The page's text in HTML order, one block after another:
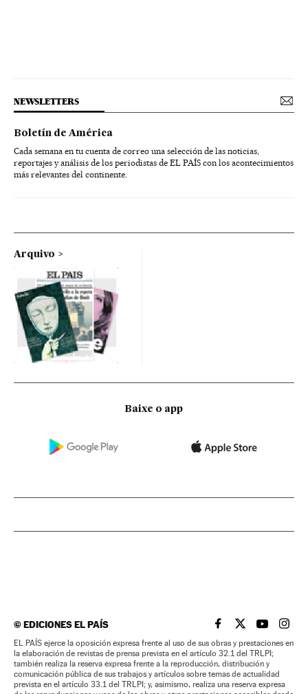
NEWSLETTERS
Boletín de América
Cada semana en tu cuenta de correo una selección de las noticias,
reportajes y análisis de los periodistas de EL PAÍS con los acontecimientos
más relevantes del continente.
Arquivo
Baixe o app
©EDICIONES EL PAÍS EL PAÍS BRASIL EN
EL PAÍSEL PAÍS
EL
EL PAÍS ejerce la oposición expresa frente al uso de sus obras y prestaciones en
la elaboración de revistas de prensa prevista en el artículo 32.1 del TRLPI;
también realiza la reserva expresa frente a la reproducción, distribución y
comunicación pública de sus trabajos y artículos sobre temas de actualidad
prevista en el artículo 33.1 del TRLPI; y, asimismo, realiza una reserva expresa